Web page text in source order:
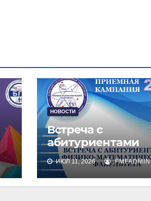
НОВОСТИ
Встреча с
абитуриентами
физико-
математического
факультета и их
ИЮЛ 11, 2026 FMFADMIN